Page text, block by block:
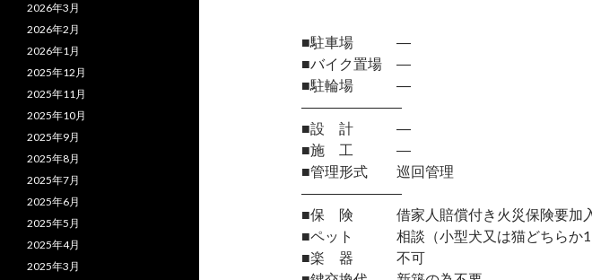
■駐車場 ―
■バイク置場 ―
■駐輪場 ―
―――――――
■設 計 ―
■施 工 ―
■管理形式 巡回管理
―――――――
■保 険 借家人賠償付き火災保険要加
■ペット 相談（小型犬又は猫どちらか1
■楽 器 不可
2026年3月
2026年2月
2026年1月
2025年12月
2025年11月
2025年10月
2025年9月
2025年8月
2025年7月
2025年6月
2025年5月
2025年4月
2025年3月